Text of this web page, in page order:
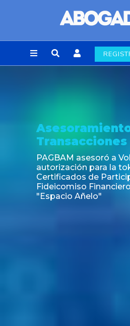
Transacciones
PAGBAM asesoró a
autorización para la
Certificados de
Fideicomiso
"Espacio Añelo"